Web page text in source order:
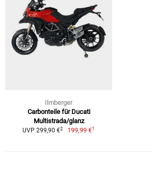
Ilmberger
Carbonteile für Ducati
Multistrada/glanz
UVP 299,90 €2 199,99 €1